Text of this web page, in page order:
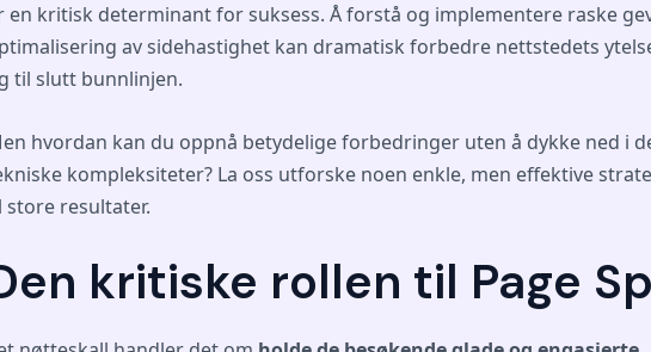
en kritisk determinant for suksess. Å forstå og implementere raske
av sidehastighet kan dramatisk forbedre nettstedets
til slutt bunnlinjen.
hvordan kan du oppnå betydelige forbedringer uten å dykke ned i
kompleksiteter? La oss utforske noen enkle, men effektive
store resultater.
kritiske rollen til Page